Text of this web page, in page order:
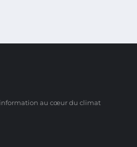
au cœur du climat